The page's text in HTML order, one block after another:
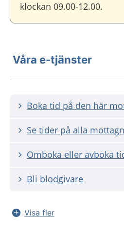
klockan 09.00-12.00.
Våra e-tjänster
Boka tid på den här
Se tider på alla
Omboka eller avboka
Bli blodgivare
Visa fler